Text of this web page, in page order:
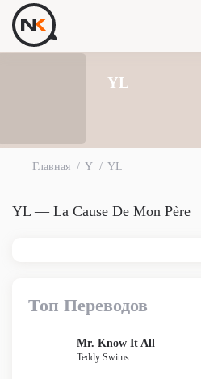
YL
Главная Y YL
YL — La Cause De Mon Père
Топ Переводов
Mr. Know It All
Teddy Swims